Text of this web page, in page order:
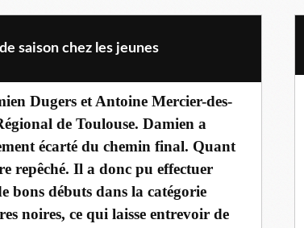
saison chez les jeunes
Dugers et Antoine Mercier-des-
de Toulouse. Damien a
écarté du chemin final. Quant
repêché. Il a donc pu effectuer
bons débuts dans la catégorie
noires, ce qui laisse entrevoir de